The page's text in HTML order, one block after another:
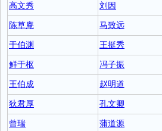
高文秀 刘因
陈草庵 马致远
于伯渊 王挺秀
鲜于枢 冯子振
王伯成 赵明道
狄君厚 孔文卿
曾瑞 蒲道源